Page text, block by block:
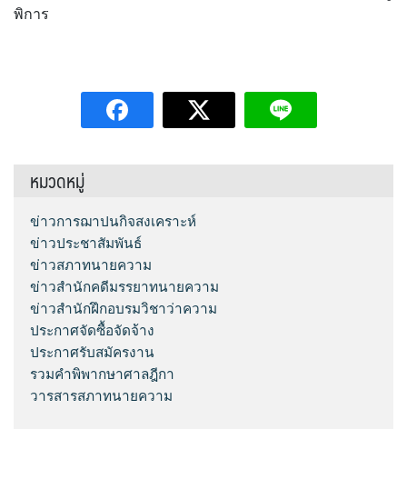
พิการ
หมวดหมู่
ข่าวการฌาปนกิจสงเคราะห์
ข่าวประชาสัมพันธ์
ข่าวสภาทนายความ
ข่าวสำนักคดีมรรยาทนายความ
ข่าวสำนักฝึกอบรมวิชาว่าความ
ประกาศจัดซื้อจัดจ้าง
ประกาศรับสมัครงาน
รวมคำพิพากษาศาลฎีกา
วารสารสภาทนายความ